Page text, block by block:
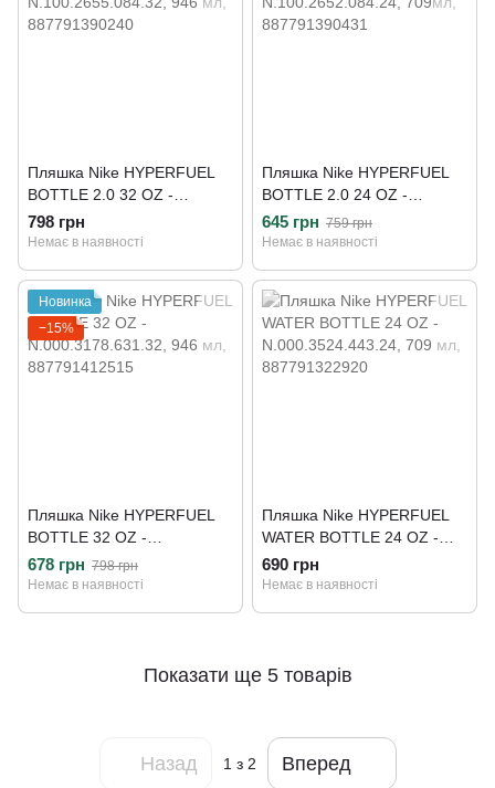
Пляшка Nike HYPERFUEL
BOTTLE 2.0 32 OZ -
N.100.2655.084.32
798 грн
Немає в наявності
Пляшка Nike HYPERFUEL
BOTTLE 2.0 24 OZ -
N.100.2652.084.24
645 грн 759 грн
Немає в наявності
Новинка
−15%
Пляшка Nike HYPERFUEL
BOTTLE 32 OZ -
N.000.3178.631.32
678 грн 798 грн
Немає в наявності
Пляшка Nike HYPERFUEL
WATER BOTTLE 24 OZ -
N.000.3524.443.24
690 грн
Немає в наявності
Показати ще 5 товарів
Назад 1 з 2 Вперед